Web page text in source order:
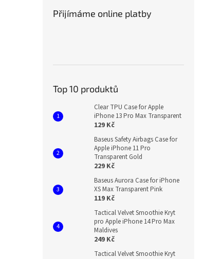
Přijímáme online platby
Top 10 produktů
Clear TPU Case for Apple
iPhone 13 Pro Max Transparent
129 Kč
Baseus Safety Airbags Case for
Apple iPhone 11 Pro
Transparent Gold
229 Kč
Baseus Aurora Case for iPhone
XS Max Transparent Pink
119 Kč
Tactical Velvet Smoothie Kryt
pro Apple iPhone 14 Pro Max
Maldives
249 Kč
Tactical Velvet Smoothie Kryt